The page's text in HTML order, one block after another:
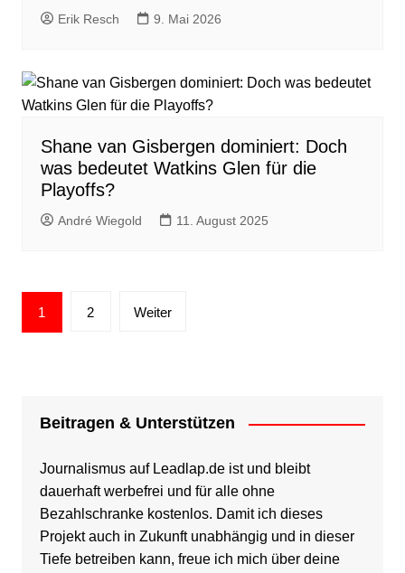
Erik Resch 9. Mai 2026
Shane van Gisbergen dominiert: Doch
was bedeutet Watkins Glen für die
Playoffs?
André Wiegold 11. August 2025
Seitennummerierung
der
1 2 Weiter
Beitragen & Unterstützen
Journalismus auf Leadlap.de ist und bleibt
dauerhaft werbefrei und für alle ohne
Bezahlschranke kostenlos. Damit ich dieses
Projekt auch in Zukunft unabhängig und in dieser
Tiefe betreiben kann, freue ich mich über deine